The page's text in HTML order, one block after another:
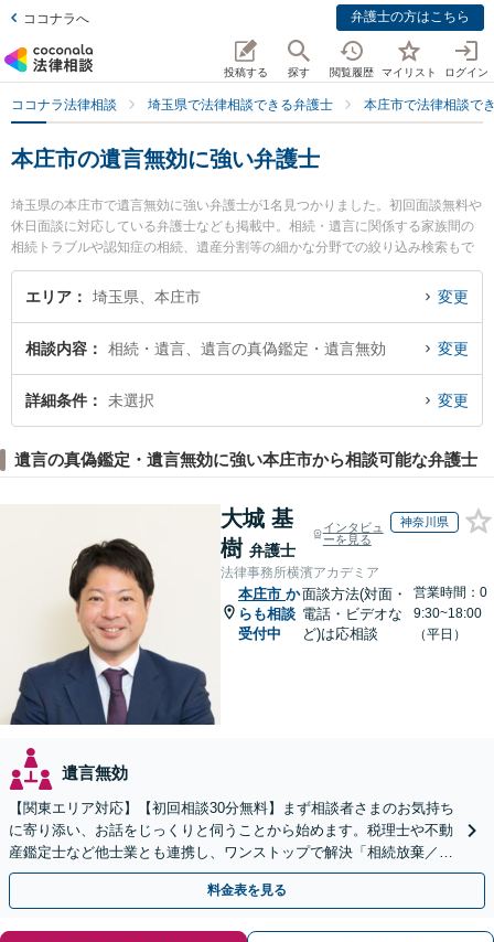
ココナラへ 弁護士の方はこちら
投稿する 探す 閲覧履歴 マイリスト ログイン
ココナラ法律相談 埼玉県で法律相談できる弁護士 本庄市で法律相談で
本庄市の遺言無効に強い弁護士
埼玉県の本庄市で遺言無効に強い弁護士が1名見つかりました。初回面談無料や
休日面談に対応している弁護士なども掲載中。相続・遺言に関係する家族間の
相続トラブルや認知症の相続、遺産分割等の細かな分野での絞り込み検索もで
き便利です。特に金井法律事務所の金井 英幸弁護士のプロフィール情報や弁護
士費用、強みなどが注目されています。『本庄市で土日や夜間に発生した遺言
できる本庄市内の弁護士に相談予約したい』などでお困りの相談者さんにおす
すめです。
エリア 埼玉県、本庄市 変更
相談内容 相続・遺言、遺言の真偽鑑定・遺言無効 変更
詳細条件 未選択 変更
遺言の真偽鑑定・遺言無効に強い本庄市から相談可能な弁護士
大城 基
樹 弁護士
インタビュ
ーを見る
神奈川県
法律事務所横濱アカデミア
本庄市 か
らも相談
受付中
面談方法(対面・
電話・ビデオな
ど)は応相談
営業時間：0
9:30~18:00
（平日）
遺言無効
【関東エリア対応】【初回相談30分無料】まず相談者さまのお気持ち
に寄り添い、お話をじっくりと伺うことから始めます。税理士や不動
産鑑定士など他士業とも連携し、ワンストップで解決「相続放棄／遺
言書作成／遺留分侵害額請求／使い込み・寄与分など」
料金表を見る